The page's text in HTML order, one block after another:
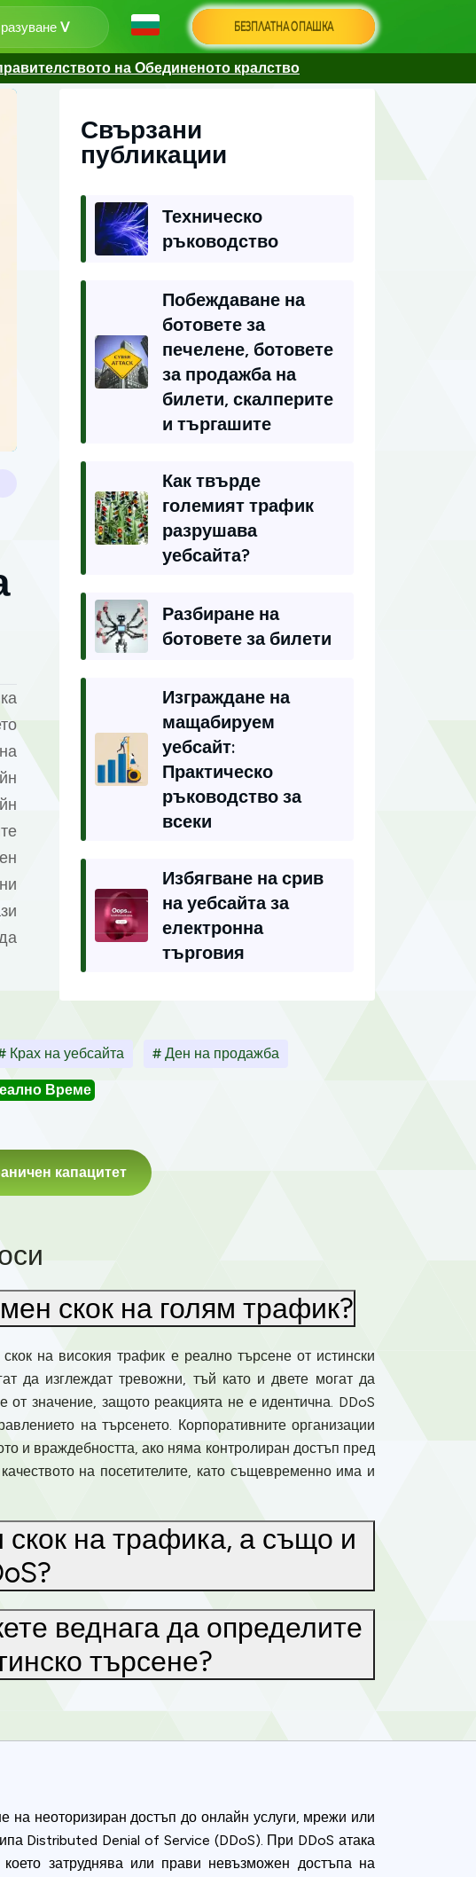
БЕЗПЛАТНА ОПАШКА
на Обединеното кралство
Свързани
публикации
Техническо
ръководство
Побеждаване на
ботовете за
печелене, ботовете
за продажба на
билети, скалперите
и търгашите
Как твърде
големият трафик
разрушава
уебсайта?
Разбиране на
ботовете за билети
Изграждане на
мащабируем
уебсайт:
Практическо
ръководство за
всеки
Избягване на срив
на уебсайта за
електронна
търговия
Крах на уебсайта # Ден на продажба
Време
капацитет
скок на голям трафик?
на високия трафик е реално търсене от истински
да изглеждат тревожни, тъй като и двете могат да
от значение, защото реакцията не е идентична. DDoS
на търсенето. Корпоративните организации
и враждебността, ако няма контролиран достъп пред
на посетителите, като същевременно има и
на трафика, а също и
веднага да определите
търсене?
неоторизиран достъп до онлайн услуги, мрежи или
Distributed Denial of Service (DDoS). При DDoS атака
затруднява или прави невъзможен достъпа на